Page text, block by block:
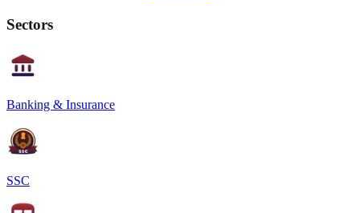
Sectors
Banking & Insurance
SSC